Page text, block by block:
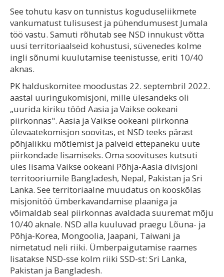
See tohutu kasv on tunnistus koguduseliikmete
vankumatust tulisusest ja pühendumusest Jumala
töö vastu. Samuti rõhutab see NSD innukust võtta
uusi territoriaalseid kohustusi, süvenedes kolme
ingli sõnumi kuulutamise teenistusse, eriti 10/40
aknas.
PK halduskomitee moodustas 22. septembril 2022.
aastal uuringukomisjoni, mille ülesandeks oli
„uurida kiriku tööd Aasia ja Vaikse ookeani
piirkonnas". Aasia ja Vaikse ookeani piirkonna
ülevaatekomisjon soovitas, et NSD teeks pärast
põhjalikku mõtlemist ja palveid ettepaneku uute
piirkondade lisamiseks. Oma soovituses kutsuti
üles lisama Vaikse ookeani Põhja-Aasia divisjoni
territooriumile Bangladesh, Nepal, Pakistan ja Sri
Lanka. See territoriaalne muudatus on kooskõlas
misjonitöö ümberkavandamise plaaniga ja
võimaldab seal piirkonnas avaldada suuremat mõju
10/40 aknale. NSD alla kuuluvad praegu Lõuna- ja
Põhja-Korea, Mongoolia, Jaapani, Taiwani ja
nimetatud neli riiki. Ümberpaigutamise raames
lisatakse NSD-sse kolm riiki SSD-st: Sri Lanka,
Pakistan ja Bangladesh.